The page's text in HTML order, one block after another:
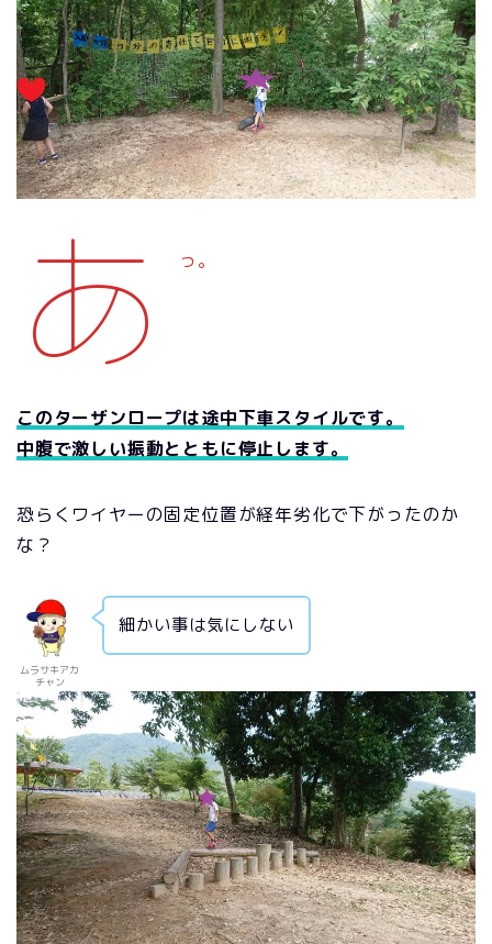
あ っ。
このターザンロープは途中下車スタイルです。
中腹で激しい振動とともに停止します。
恐らくワイヤーの固定位置が経年劣化で下がったのか
な？
ムラサキアカ
チャン
細かい事は気にしない